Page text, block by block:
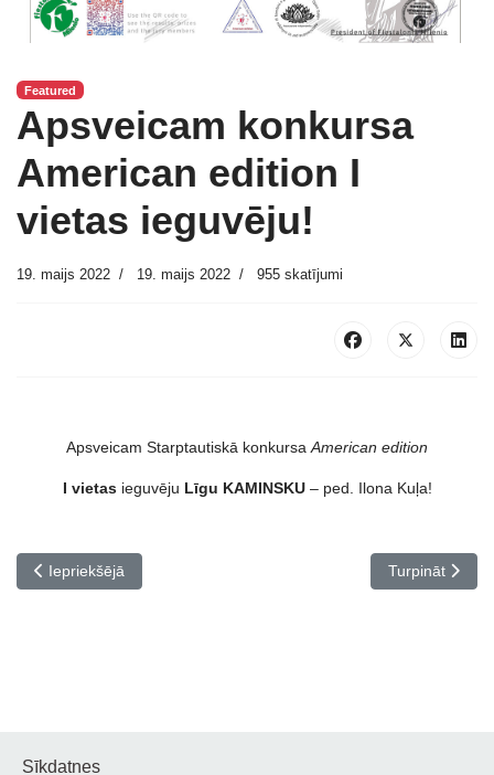
Featured
Apsveicam konkursa
American edition I
vietas ieguvēju!
19. maijs 2022 19. maijs 2022 955 skatījumi
Apsveicam Starptautiskā konkursa American edition
I vietasieguvēju Līgu KAMINSKU– ped. Ilona Kuļa!
Iepriekšējais raksts: Koncerts Ziedonis Klāt
Iepriekšējā Nākamais
Turpināt
Sīkdatnes